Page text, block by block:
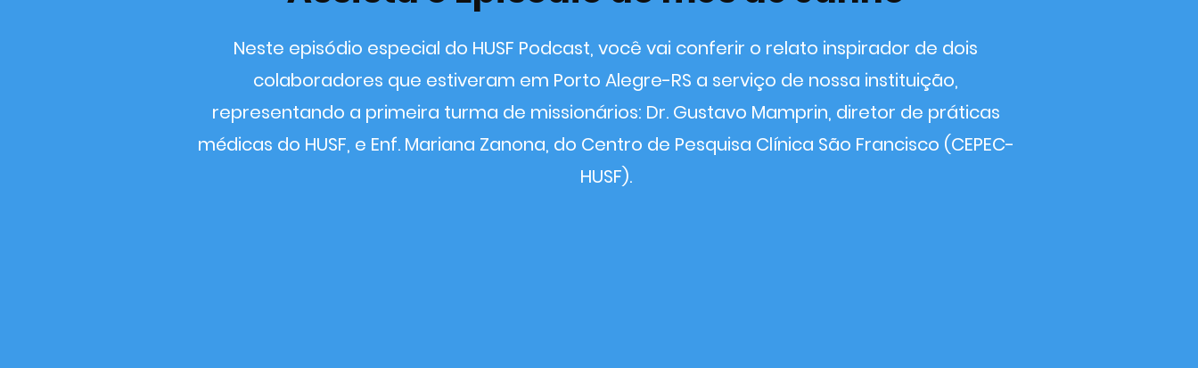
Neste episódio especial do HUSF Podcast, você vai conferir o relato inspirador de dois
colaboradores que estiveram em Porto Alegre-RS a serviço de nossa instituição,
representando a primeira turma de missionários: Dr. Gustavo Mamprin, diretor de práticas
médicas do HUSF, e Enf. Mariana Zanona, do Centro de Pesquisa Clínica São Francisco (CEPEC-
HUSF).